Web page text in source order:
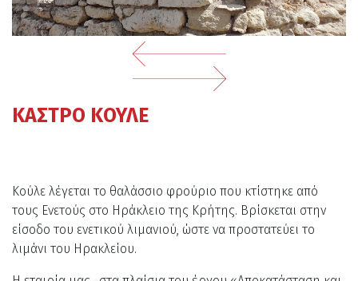
ΚΑΣΤΡΟ ΚΟΥΛΕ
Κούλε λέγεται το θαλάσσιο φρούριο που κτίστηκε από
τους Ενετούς στο Ηράκλειο της Κρήτης. Βρίσκεται στην
είσοδο του ενετικού λιμανιού, ώστε να προστατεύει το
λιμάνι του Ηρακλείου.